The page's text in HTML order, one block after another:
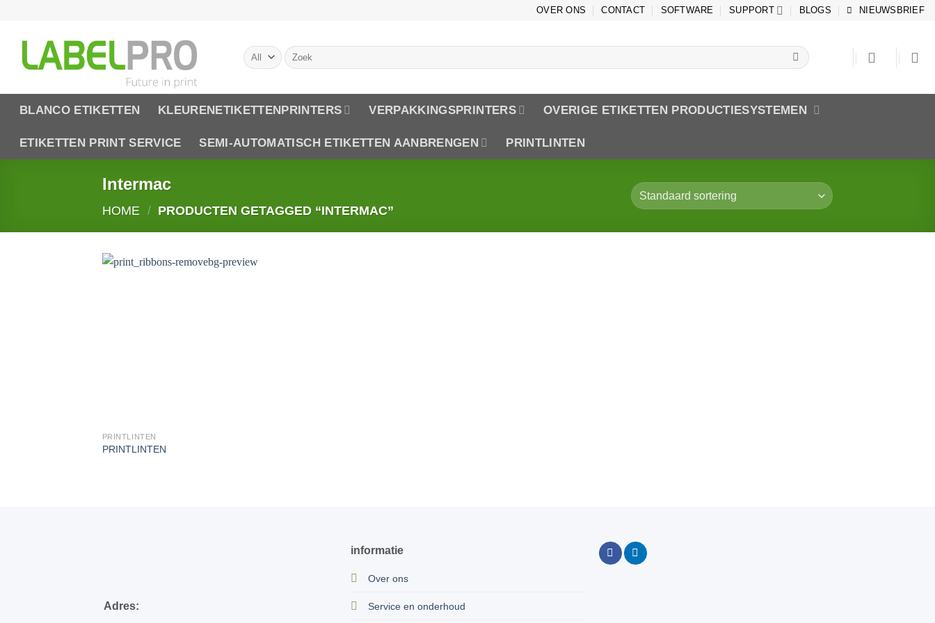
content
OVER ONS CONTACT SOFTWARE SUPPORT BLOGS NIEUWSBRIEF
Zoeken
naar:
BLANCO ETIKETTEN KLEURENETIKETTENPRINTERS VERPAKKINGSPRINTERS OVERIGE ETIKETTEN PRODUCTIESYSTEMEN
ETIKETTEN PRINT SERVICE SEMI-AUTOMATISCH ETIKETTEN AANBRENGEN PRINTLINTEN
Intermac
HOME / PRODUCTEN GETAGGED “INTERMAC”
PRINTLINTEN
PRINTLINTEN
Adres:
informatie
Over ons
Service en onderhoud